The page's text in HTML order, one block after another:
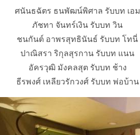
ศนันธฉัตร ธนพัฒน์พิศาล รับบท เอม
ภัชทา จันทร์เงิน รับบท วิน
ชนกันต์ อาพรสุทธินันธ์ รับบท โทนี่
ปาณิสรา ริกุลสุรกาน รับบท แนน
อัครวุฒิ มังคลสุต รับบท ช้าง
ธีรพงศ์ เหลียวรักวงศ์ รับบท พ่อบ้าน